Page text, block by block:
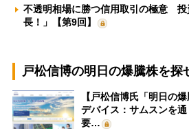
不透明相場に勝つ信用取引の極意 投
長！」【第9回】
戸松信博の明日の爆騰株を探
【戸松信博氏「明日の
デバイス：サムスンを
要…